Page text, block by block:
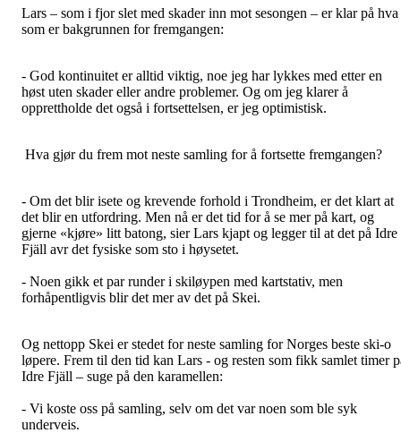
Lars – som i fjor slet med skader inn mot sesongen – er klar på hva
som er bakgrunnen for fremgangen:
- God kontinuitet er alltid viktig, noe jeg har lykkes med etter en
høst uten skader eller andre problemer. Og om jeg klarer å
opprettholde det også i fortsettelsen, er jeg optimistisk.
Hva gjør du frem mot neste samling for å fortsette fremgangen?
- Om det blir isete og krevende forhold i Trondheim, er det klart at
det blir en utfordring. Men nå er det tid for å se mer på kart, og
gjerne «kjøre» litt batong, sier Lars kjapt og legger til at det på Idre
Fjäll avr det fysiske som sto i høysetet.
- Noen gikk et par runder i skiløypen med kartstativ, men
forhåpentligvis blir det mer av det på Skei.
Og nettopp Skei er stedet for neste samling for Norges beste ski-o
løpere. Frem til den tid kan Lars - og resten som fikk samlet timer
Idre Fjäll – suge på den karamellen:
- Vi koste oss på samling, selv om det var noen som ble syk
underveis.